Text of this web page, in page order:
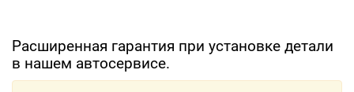
Расширенная гарантия при установке детали
в нашем автосервисе.